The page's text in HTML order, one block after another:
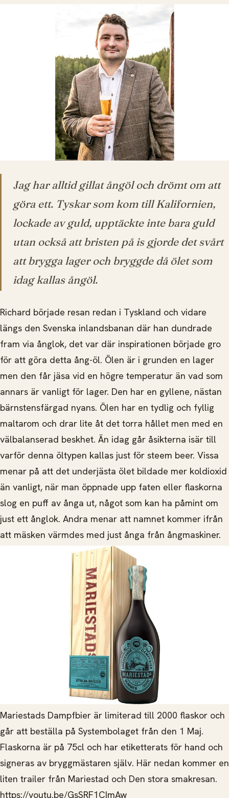
Jag har alltid gillat ångöl och drömt om att
göra ett. Tyskar som kom till Kalifornien,
lockade av guld, upptäckte inte bara guld
utan också att bristen på is gjorde det svårt
att brygga lager och bryggde då ölet som
idag kallas ångöl.
Richard började resan redan i Tyskland och vidare
längs den Svenska inlandsbanan där han dundrade
fram via ånglok, det var där inspirationen började gro
för att göra detta ång-öl. Ölen är i grunden en lager
men den får jäsa vid en högre temperatur än vad som
annars är vanligt för lager. Den har en gyllene, nästan
bärnstensfärgad nyans. Ölen har en tydlig och fyllig
maltarom och drar lite åt det torra hållet men med en
välbalanserad beskhet. Än idag går åsikterna isär till
varför denna öltypen kallas just för steem beer. Vissa
menar på att det underjästa ölet bildade mer koldioxid
än vanligt, när man öppnade upp faten eller flaskorna
slog en puff av ånga ut, något som kan ha påmint om
just ett ånglok. Andra menar att namnet kommer ifrån
att mäsken värmdes med just ånga från ångmaskiner.
Mariestads Dampfbier är limiterad till 2000 flaskor och
går att beställa på Systembolaget från den 1 Maj.
Flaskorna är på 75cl och har etiketterats för hand och
signeras av bryggmästaren själv. Här nedan kommer en
liten trailer från Mariestad och Den stora smakresan.
https://youtu.be/GsSRF1CImAw